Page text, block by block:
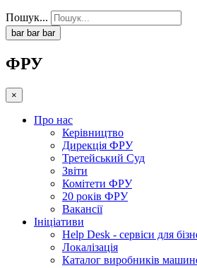
Пошук...
bar bar bar
ФРУ
×
Про нас
Керівництво
Дирекція ФРУ
Третейський Суд
Звіти
Комітети ФРУ
20 років ФРУ
Вакансії
Ініціативи
Help Desk - сервіси для
Локалізація
Каталог виробників